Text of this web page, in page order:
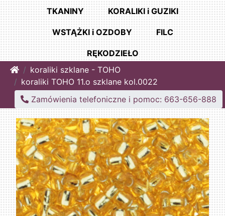
TKANINY KORALIKI i GUZIKI
WSTĄŻKI i OZDOBY FILC
RĘKODZIEŁO
Homekoraliki szklane - TOHO
koraliki TOHO 11.o szklane kol.0022
Zamówienia telefoniczne i pomoc: 663-656-888